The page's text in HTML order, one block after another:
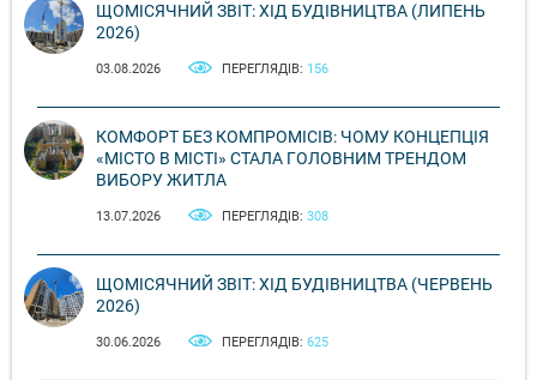
ЩОМІСЯЧНИЙ ЗВІТ: ХІД БУДІВНИЦТВА (ЛИПЕНЬ
2026)
03.08.2026 ПЕРЕГЛЯДІВ: 156
КОМФОРТ БЕЗ КОМПРОМІСІВ: ЧОМУ КОНЦЕПЦІЯ
«МІСТО В МІСТІ» СТАЛА ГОЛОВНИМ ТРЕНДОМ
ВИБОРУ ЖИТЛА
13.07.2026 ПЕРЕГЛЯДІВ: 308
ЩОМІСЯЧНИЙ ЗВІТ: ХІД БУДІВНИЦТВА (ЧЕРВЕНЬ
2026)
30.06.2026 ПЕРЕГЛЯДІВ: 625